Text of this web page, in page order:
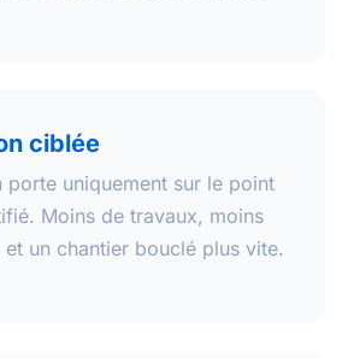
ciblée
porte uniquement sur le point
Moins de travaux, moins
et un chantier bouclé plus vite.